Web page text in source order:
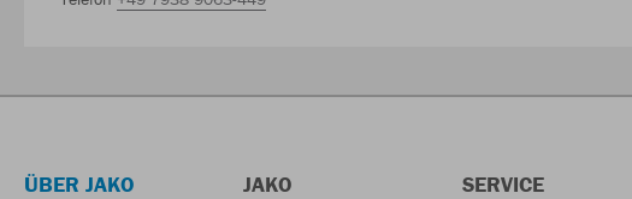
ÜBER JAKO
JAKO
SERVICE